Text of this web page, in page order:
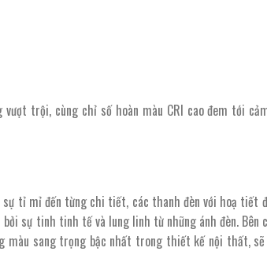
trội, cùng chỉ số hoàn màu CRI cao đem tới
sự tỉ mỉ đến từng chi tiết, các thanh đèn với hoạ tiết
sự tinh tinh tế và lung linh từ những ánh đèn. Bên
màu sang trọng bậc nhất trong thiết kế nội thất,